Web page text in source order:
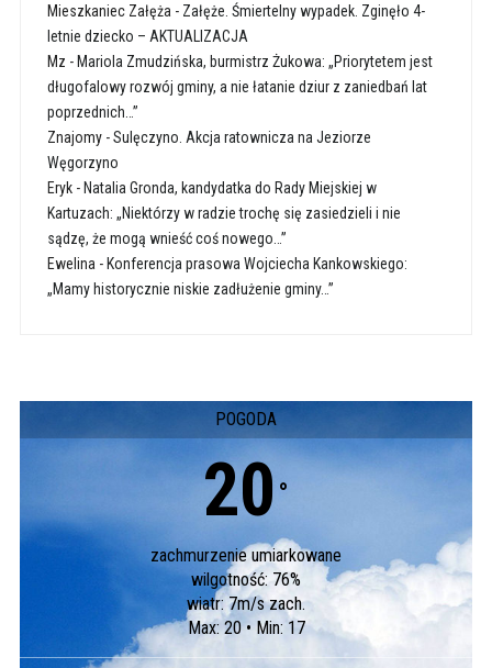
Mieszkaniec Załęża - Załęże. Śmiertelny wypadek. Zginęło 4-
letnie dziecko – AKTUALIZACJA
Mz - Mariola Zmudzińska, burmistrz Żukowa: „Priorytetem jest
długofalowy rozwój gminy, a nie łatanie dziur z zaniedbań lat
poprzednich…”
Znajomy-Sulęczyno. Akcja ratownicza na Jeziorze
Węgorzyno
Eryk- Natalia Gronda, kandydatka do Rady Miejskiej w
Kartuzach: „Niektórzy w radzie trochę się zasiedzieli i nie
sądzę, że mogą wnieść coś nowego…”
Ewelina - Konferencja prasowa Wojciecha Kankowskiego:
„Mamy historycznie niskie zadłużenie gminy…”
POGODA
20 °
zachmurzenie umiarkowane
wilgotność: 76%
wiatr: 7m/s zach.
Max: 20 • Min: 17